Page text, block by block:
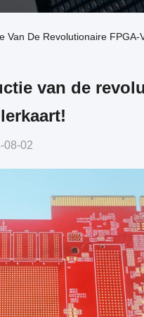
Van De Revolutionaire FPGA-
van de
08-02